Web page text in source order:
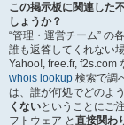
この掲示板に関連した
しょうか？
“管理・運営チーム” の
誰も返答してくれない
Yahoo!, free.fr, f2s.com
whois lookup 検索で調
は、誰が何処でどのよ
くないということにご
フトウェア と 直接関わ